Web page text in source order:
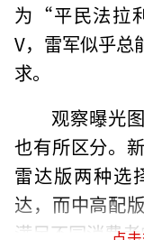
为“平民法拉
V，雷军似乎总
求。
观察曝光
也有所区分。
雷达版两种选
达，而中高配
满足不同消费